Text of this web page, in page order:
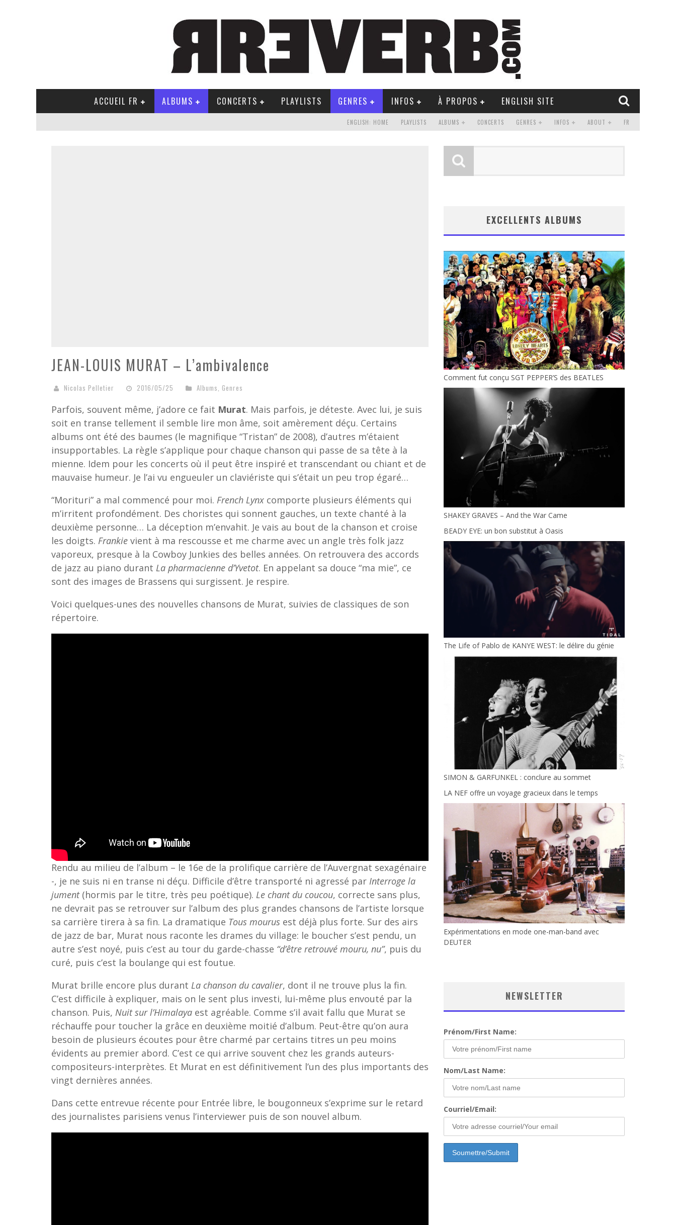
ACCUEIL FR ALBUMS CONCERTS PLAYLISTS GENRES INFOS À PROPOS ENGLISH SITE
ENGLISH: HOME PLAYLISTS ALBUMS CONCERTS GENRES INFOS ABOUT FR
JEAN-LOUIS MURAT – L’ambivalence
Nicolas Pelletier 2016/05/25 Albums, Genres
Parfois, souvent même, j’adore ce fait Murat. Mais parfois, je déteste. Avec lui, je suis
soit en transe tellement il semble lire mon âme, soit amèrement déçu. Certains
albums ont été des baumes (le magnifique “Tristan” de 2008), d’autres m’étaient
insupportables. La règle s’applique pour chaque chanson qui passe de sa tête à la
mienne. Idem pour les concerts où il peut être inspiré et transcendant ou chiant et de
mauvaise humeur. Je l’ai vu engueuler un claviériste qui s’était un peu trop égaré…
“Morituri” a mal commencé pour moi. French Lynx comporte plusieurs éléments qui
m’irritent profondément. Des choristes qui sonnent gauches, un texte chanté à la
deuxième personne… La déception m’envahit. Je vais au bout de la chanson et croise
les doigts. Frankie vient à ma rescousse et me charme avec un angle très folk jazz
vaporeux, presque à la Cowboy Junkies des belles années. On retrouvera des accords
de jazz au piano durant La pharmacienne d’Yvetot. En appelant sa douce “ma mie”, ce
sont des images de Brassens qui surgissent. Je respire.
Voici quelques-unes des nouvelles chansons de Murat, suivies de classiques de son
répertoire.
Rendu au milieu de l’album – le 16e de la prolifique carrière de l’Auvergnat sexagénaire
-, je ne suis ni en transe ni déçu. Difficile d’être transporté ni agressé par Interroge la
jument(hormis par le titre, très peu poétique). Le chant du coucou, correcte sans plus,
ne devrait pas se retrouver sur l’album des plus grandes chansons de l’artiste lorsque
sa carrière tirera à sa fin. La dramatique Tous mourus est déjà plus forte. Sur des airs
de jazz de bar, Murat nous raconte les drames du village: le boucher s’est pendu, un
autre s’est noyé, puis c’est au tour du garde-chasse “d’être retrouvé mouru, nu”, puis du
curé, puis c’est la boulange qui est foutue.
Murat brille encore plus durant La chanson du cavalier, dont il ne trouve plus la fin.
C’est difficile à expliquer, mais on le sent plus investi, lui-même plus envouté par la
chanson. Puis, Nuit sur l’Himalaya est agréable. Comme s’il avait fallu que Murat se
réchauffe pour toucher la grâce en deuxième moitié d’album. Peut-être qu’on aura
besoin de plusieurs écoutes pour être charmé par certains titres un peu moins
évidents au premier abord. C’est ce qui arrive souvent chez les grands auteurs-
compositeurs-interprètes. Et Murat en est définitivement l’un des plus importants des
vingt dernières années.
Dans cette entrevue récente pour Entrée libre, le bougonneux s’exprime sur le retard
des journalistes parisiens venus l’interviewer puis de son nouvel album.
EXCELLENTS ALBUMS
Comment fut conçu SGT PEPPER’S des BEATLES
SHAKEY GRAVES – And the War Came
BEADY EYE: un bon substitut à Oasis
The Life of Pablo de KANYE WEST: le délire du génie
SIMON & GARFUNKEL : conclure au sommet
LA NEF offre un voyage gracieux dans le temps
Expérimentations en mode one-man-band avec
DEUTER
NEWSLETTER
Prénom/First Name:
Nom/Last Name:
Courriel/Email: